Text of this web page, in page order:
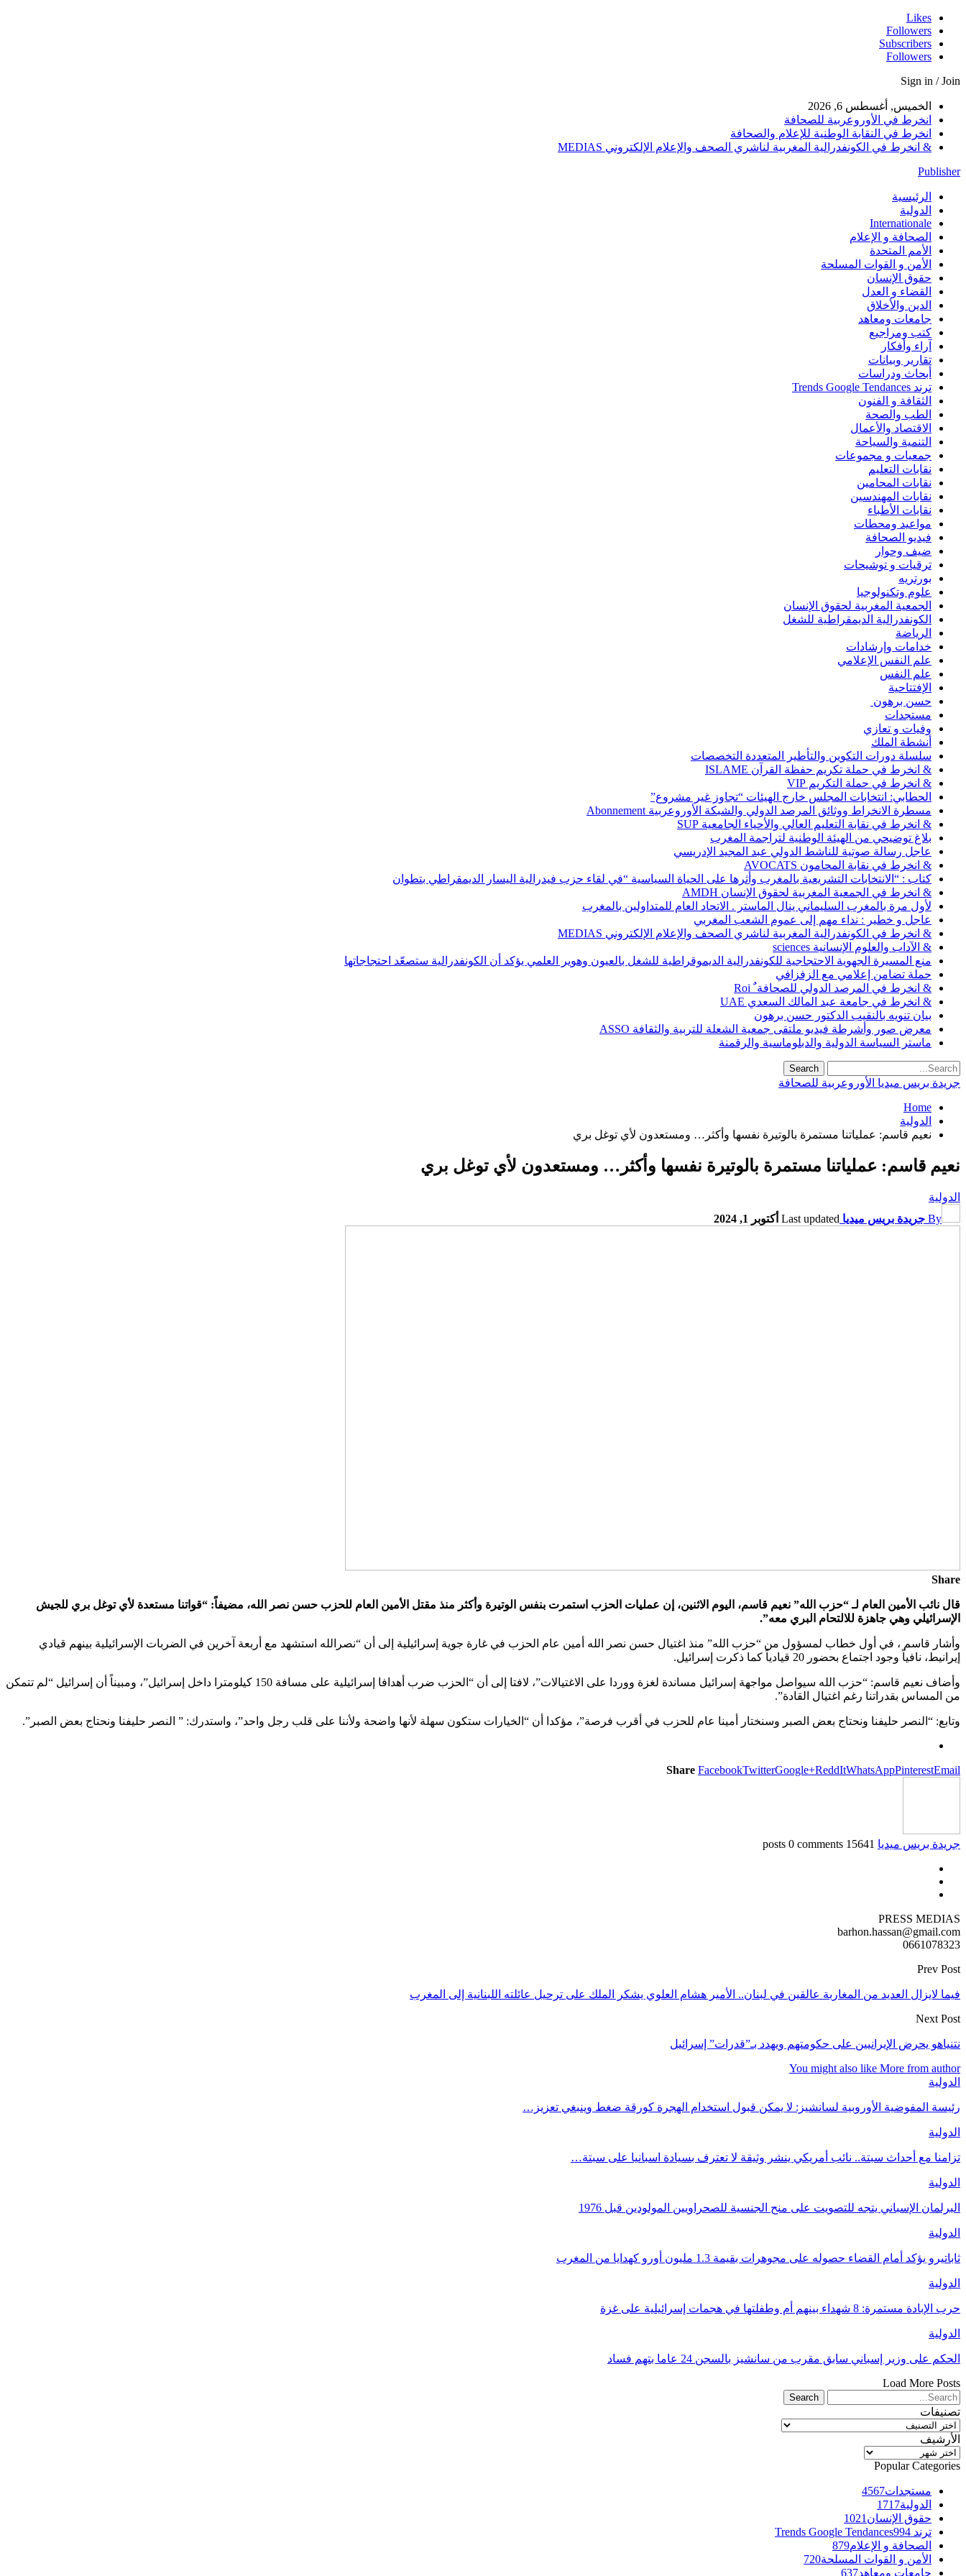
Likes
Followers
Subscribers
Followers
Sign in / Join
الخميس, أغسطس 6, 2026
انخرط في الأوروعربية للصحافة
انخرط في النقابة الوطنية للإعلام والصحافة
& انخرط في الكونفدرالية المغربية لناشري الصحف والإعلام الإلكتروني MEDIAS
Publisher
الرئيسية
الدولية
Internationale
الصحافة و الإعلام
الأمم المتحدة
الأمن و القوات المسلحة
حقوق الإنسان
القضاء و العدل
الدين والأخلاق
جامعات ومعاهد
كتب ومراجيع
آراء وأفكار
تقارير وبيانات
أبحاث ودراسات
ترند Trends Google Tendances
الثقافة و الفنون
الطب والصحة
الاقتصاد والأعمال
التنمية والسياحة
جمعيات و مجموعات
نقابات التعليم
نقابات المحامين
نقابات المهندسين
نقابات الأطباء
مواعيد ومحطات
فيديو الصحافة
ضيف وحوار
ترقيات و توشيحات
بورتريه
علوم وتكنولوجيا
الجمعية المغربية لحقوق الإنسان
الكونفدرالية الديمقراطية للشغل
الرياضة
خدامات وإرشادات
علم النفس الإعلامي
علم النفس
الإفتتاحية
حسن برهون
مستجدات
وفيات و تعازي
أنشطة الملك
سلسلة دورات التكوين والتأطير المتعددة التخصصات
& انخرط في حملة تكريم حفظة القرآن ISLAME
& انخرط في حملة التكريم VIP
الحطابي: انتخابات المجلس خارج الهيئات “تجاوز غير مشروع”
مسطرة الانخراط ووثائق المرصد الدولي والشبكة الأوروعربية Abonnement
& انخرط في نقابة التعليم العالي والأحياء الجامعية SUP
بلاغ توضيحي من الهيئة الوطنية لتراجمة المغرب
عاجل رسالة صوتية للناشط الدولي عبد المجيد الإدريسي
& انخرط في نقابة المحامون AVOCATS
كتاب : “الانتخابات التشريعية بالمغرب وأثرها على الحياة السياسية “في لقاء حزب فيدرالية اليسار الديمقراطي بتطوان
& انخرط في الجمعية المغربية لحقوق الإنسان AMDH
لأول مرة بالمغرب السليماني ينال الماستر . الاتحاد العام للمتداولين بالمغرب
عاجل و خطير : نداء مهم إلى عموم الشعب المغربي
& انخرط في الكونفدرالية المغربية لناشري الصحف والإعلام الإلكتروني MEDIAS
& الآداب والعلوم الإنسانية sciences
منع المسيرة الجهوية الاحتجاجية للكونفدرالية الديموقراطية للشغل بالعيون وهوير العلمي يؤكد أن الكونفدرالية ستصعّد احتجاجاتها
حملة تضامن إعلامي مع الزفزافي
& انخرط في المرصد الدولي للصحافة ٌ Roi
& انخرط في جامعة عبد المالك السعدي UAE
بيان تنويه بالنقيب الدكتور حسن برهون
معرض صور وأشرطة فيديو ملتقى جمعية الشعلة للتربية والثقافة ASSO
ماستر السياسة الدولية والدبلوماسية والرقمنة
جريدة بريس ميديا الأوروعربية للصحافة
Home
الدولية
نعيم قاسم: عملياتنا مستمرة بالوتيرة نفسها وأكثر… ومستعدون لأي توغل بري
نعيم قاسم: عملياتنا مستمرة بالوتيرة نفسها وأكثر… ومستعدون لأي توغل بري
الدولية
By جريدة بريس ميديا Last updated أكتوبر 1, 2024
Share
قال نائب الأمين العام لـ “حزب الله” نعيم قاسم، اليوم الاثنين، إن عمليات الحزب استمرت بنفس الوتيرة وأكثر منذ مقتل الأمين العام للحزب حسن نصر الله، مضيفاً: “قواتنا مستعدة لأي توغل بري للجيش
الإسرائيلي وهي جاهزة للالتحام البري معه”.
وأشار قاسم ، في أول خطاب لمسؤول من “حزب الله” منذ اغتيال حسن نصر الله أمين عام الحزب في غارة جوية إسرائيلية إلى أن “نصرالله استشهد مع أربعة آخرين في الضربات الإسرائيلية بينهم قيادي
إيرانيط، نافياً وجود اجتماع بحضور 20 قيادياً كما ذكرت إسرائيل.
وأضاف نعيم قاسم: “حزب الله سيواصل مواجهة إسرائيل مساندة لغزة ووردا على الاغتيالات”، لافتا إلى أن “الحزب ضرب أهدافا إسرائيلية على مسافة 150 كيلومترا داخل إسرائيل”، ومبيناً أن إسرائيل “لم تتمكن
من المساس بقدراتنا رغم اغتيال القادة”.
وتابع: “النصر حليفنا ونحتاج بعض الصبر وسنختار أمينا عام للحزب في أقرب فرصة”، مؤكدا أن “الخيارات ستكون سهلة لأنها واضحة ولأننا على قلب رجل واحد”، واستدرك: ” النصر حليفنا ونحتاج بعض الصبر”.
Share FacebookTwitterGoogle+ReddItWhatsAppPinterestEmail
جريدة بريس ميديا 15641 posts
0 comments
PRESS MEDIAS
barhon.hassan@gmail.com
0661078323
Prev Post
فيما لايزال العديد من المغاربة عالقين في لبنان.. الأمير هشام العلوي يشكر الملك على ترحيل عائلته اللبنانية إلى المغرب
Next Post
نتنياهو يحرض الإيرانيين على حكومتهم ويهدد بـ”قدرات” إسرائيل
You might also like More from author
الدولية
رئيسة المفوضية الأوروبية لسانشيز: لا يمكن قبول استخدام الهجرة كورقة ضغط وينبغي تعزيز…
الدولية
تزامنا مع أحداث سبتة.. نائب أمريكي ينشر وثيقة لا تعترف بسيادة اسبانيا على سبتة…
الدولية
البرلمان الإسباني يتجه للتصويت على منح الجنسية للصحراويين المولودين قبل 1976
الدولية
ثاباتيرو يؤكد أمام القضاء حصوله على مجوهرات بقيمة 1.3 مليون أورو كهدايا من المغرب
الدولية
حرب الإبادة مستمرة: 8 شهداء بينهم أم وطفلتها في هجمات إسرائيلية على غزة
الدولية
الحكم على وزير إسباني سابق مقرب من سانشيز بالسجن 24 عاما بتهم فساد
Load More Posts
تصنيفات
تصنيفات
الأرشيف
الأرشيف
Popular Categories
مستجدات4567
الدولية1717
حقوق الإنسان 1021
ترند Trends Google Tendances 994
الصحافة و الإعلام879
الأمن و القوات المسلحة720
جامعات ومعاهد637